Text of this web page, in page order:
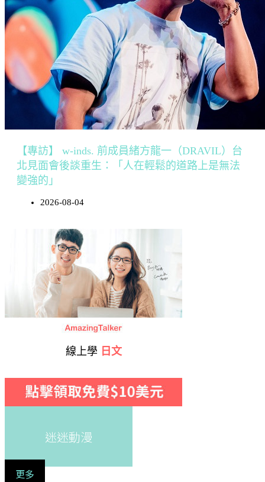
【專訪】 w-inds. 前成員緒方龍一（DRAVIL）台
北見面會後談重生：「人在輕鬆的道路上是無法
變強的」
2026-08-04
線上學 日文
迷迷動漫
更多